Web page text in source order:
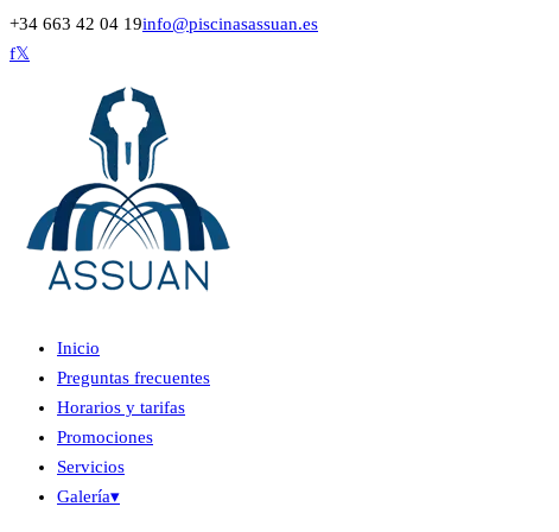
+34 663 42 04 19info@piscinasassuan.es
f𝕏
Inicio
Preguntas frecuentes
Horarios y tarifas
Promociones
Servicios
Galería▾